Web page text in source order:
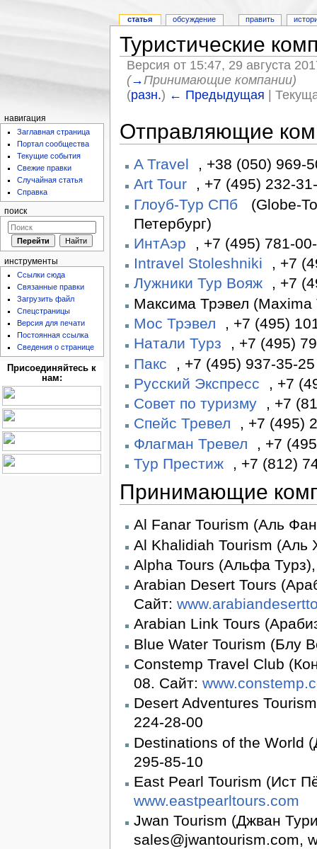
Туристические
Версия от 15:47, 29 августа
(→ Принимающие компании)
(разн.) ← Предыдущая |
Отправляющие
A Travel
, +38 (050) 969-
Art Tour
, +7 (495) 232-
Глоуб-Тур СПб
(Globe-
Петербург)
ИнтАэр
, +7 (495) 781-
Intravel Stoleshniki
, +7
Лужники Тур Вояж
, +7
Максима Трэвел
Мос Трэвел
, +7 (495)
Натали Турз
, +7 (495)
Пакс
, +7 (495) 937-35-
Русский Экспресс
, +7
Совет по туризму
, +7
Спейс Тревел
, +7 (495)
Флагман Тревел
, +7
Тур Престиж
, +7 (812)
Принимающие
Al Fanar Tourism (Аль
Al Khalidiah Tourism (Аль
Alpha Tours (Альфа
Arabian Desert Tours
Сайт:
Arabian Link Tours
Blue Water Tourism (Блу
Constemp Travel Club
08. Сайт:
Desert Adventures
224-28-00
Destinations of the World
295-85-10
East Pearl Tourism (Ист
www.eastpearltours.com
Jwan Tourism (Джван
sales@jwantourism.com,
статья обсуждение править
навигация
Заглавная страница
Портал сообщества
Текущие события
Свежие правки
Случайная статья
Справка
поиск
инструменты
Ссылки сюда
Связанные правки
Загрузить файл
Спецстраницы
Версия для печати
Постоянная ссылка
Сведения о странице
Присоединяйтесь к
нам: